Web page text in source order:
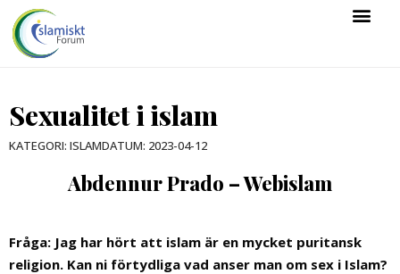
Sexualitet i islam
KATEGORI: ISLAMDATUM: 2023-04-12
Abdennur Prado – Webislam
Fråga: Jag har hört att islam är en mycket puritansk
religion. Kan ni förtydliga vad anser man om sex i Islam?